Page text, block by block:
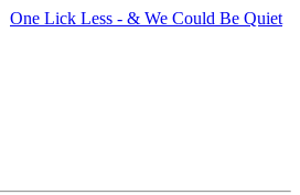
One Lick Less - & We Could Be Quiet